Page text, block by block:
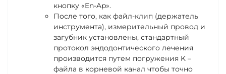
кнопку «En-Ap».
После того, как файл-клип (держатель
инструмента), измерительный провод и
загубник установлены, стандартный
протокол эндодонтического лечения
производится путем погружения K –
файла в корневой канал чтобы точно